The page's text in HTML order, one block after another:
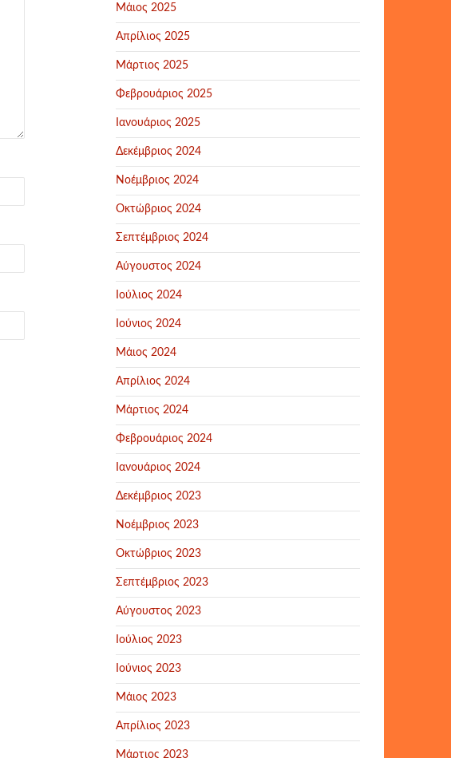
Μάιος 2025
Απρίλιος 2025
Μάρτιος 2025
Φεβρουάριος 2025
Ιανουάριος 2025
Δεκέμβριος 2024
Νοέμβριος 2024
Οκτώβριος 2024
Σεπτέμβριος 2024
Αύγουστος 2024
Ιούλιος 2024
Ιούνιος 2024
Μάιος 2024
Απρίλιος 2024
Μάρτιος 2024
Φεβρουάριος 2024
Ιανουάριος 2024
Δεκέμβριος 2023
Νοέμβριος 2023
Οκτώβριος 2023
Σεπτέμβριος 2023
Αύγουστος 2023
Ιούλιος 2023
Ιούνιος 2023
Μάιος 2023
Απρίλιος 2023
Μάρτιος 2023